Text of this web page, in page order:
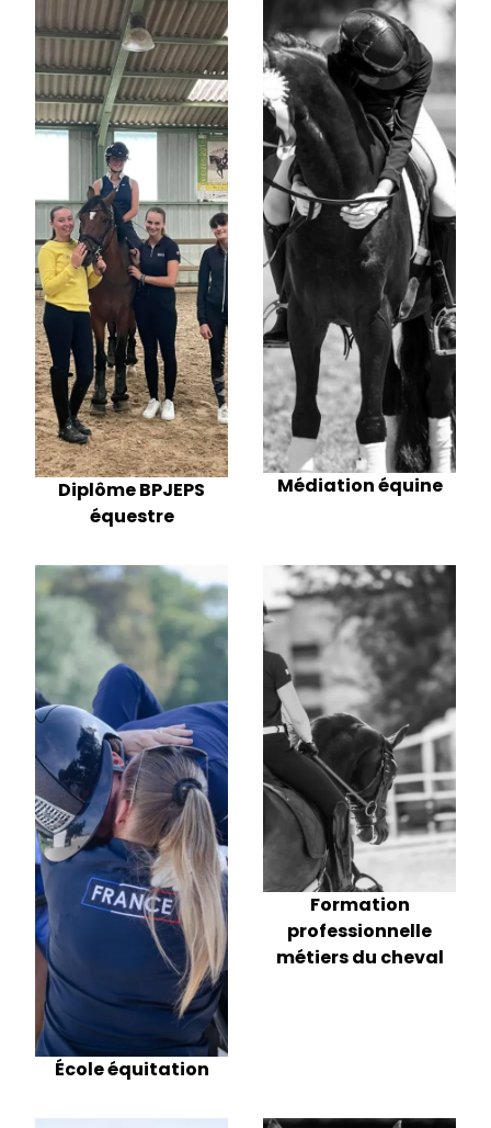
Diplôme BPJEPS
équestre
Médiation équine
École équitation
Formation
professionnelle
métiers du cheval